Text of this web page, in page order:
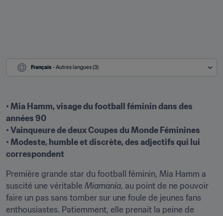
Français - Autres langues (3)
• Mia Hamm, visage du football féminin dans des
années 90
• Vainqueure de deux Coupes du Monde Féminines
• Modeste, humble et discrète, des adjectifs qui lui
correspondent
Première grande star du football féminin, Mia Hamm a
suscité une véritable Miamania, au point de ne pouvoir
faire un pas sans tomber sur une foule de jeunes fans
enthousiastes. Patiemment, elle prenait la peine de